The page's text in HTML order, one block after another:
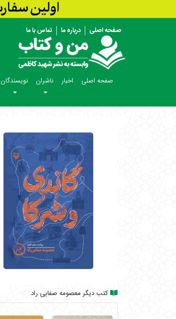
صفحه اصلی درباره ما تماس با ما
صفحه اصلی اخبار ناشران نویسندگان
کتب دیگر معصومه صفایی راد